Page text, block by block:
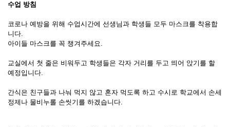
수업 방침
코로나 예방을 위해 수업시간에 선생님과 학생들 모두 마스크를 착용합
니다.
아이들 마스크를 꼭 챙겨주세요.
교실에서 첫 줄은 비워두고 학생들은 각자 거리를 두고 띄어 앉기를 할
예정입니다.
간식은 친구들과 나눠 먹지 않고 혼자 먹도록 하고 수시로 학교에서 손세
정제나 물비누롤 손씻기를 하겠습니다.